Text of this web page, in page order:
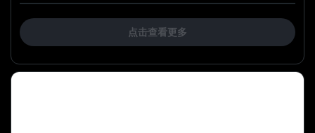
点击查看更多